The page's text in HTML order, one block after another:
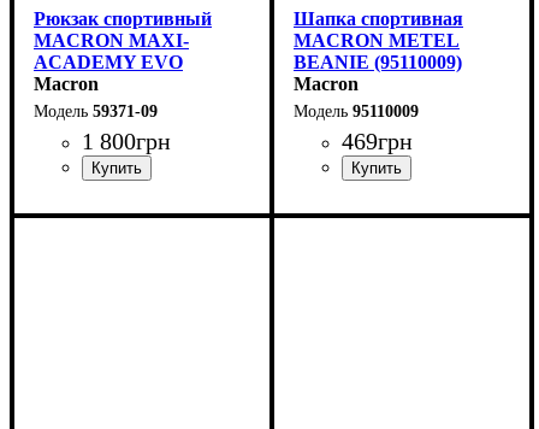
Рюкзак спортивный
MACRON MAXI-
ACADEMY EVO
(5937109)
Macron
59371-09
1 800грн
Шапка спортивная
MACRON METEL
BEANIE (95110009)
Macron
95110009
469грн